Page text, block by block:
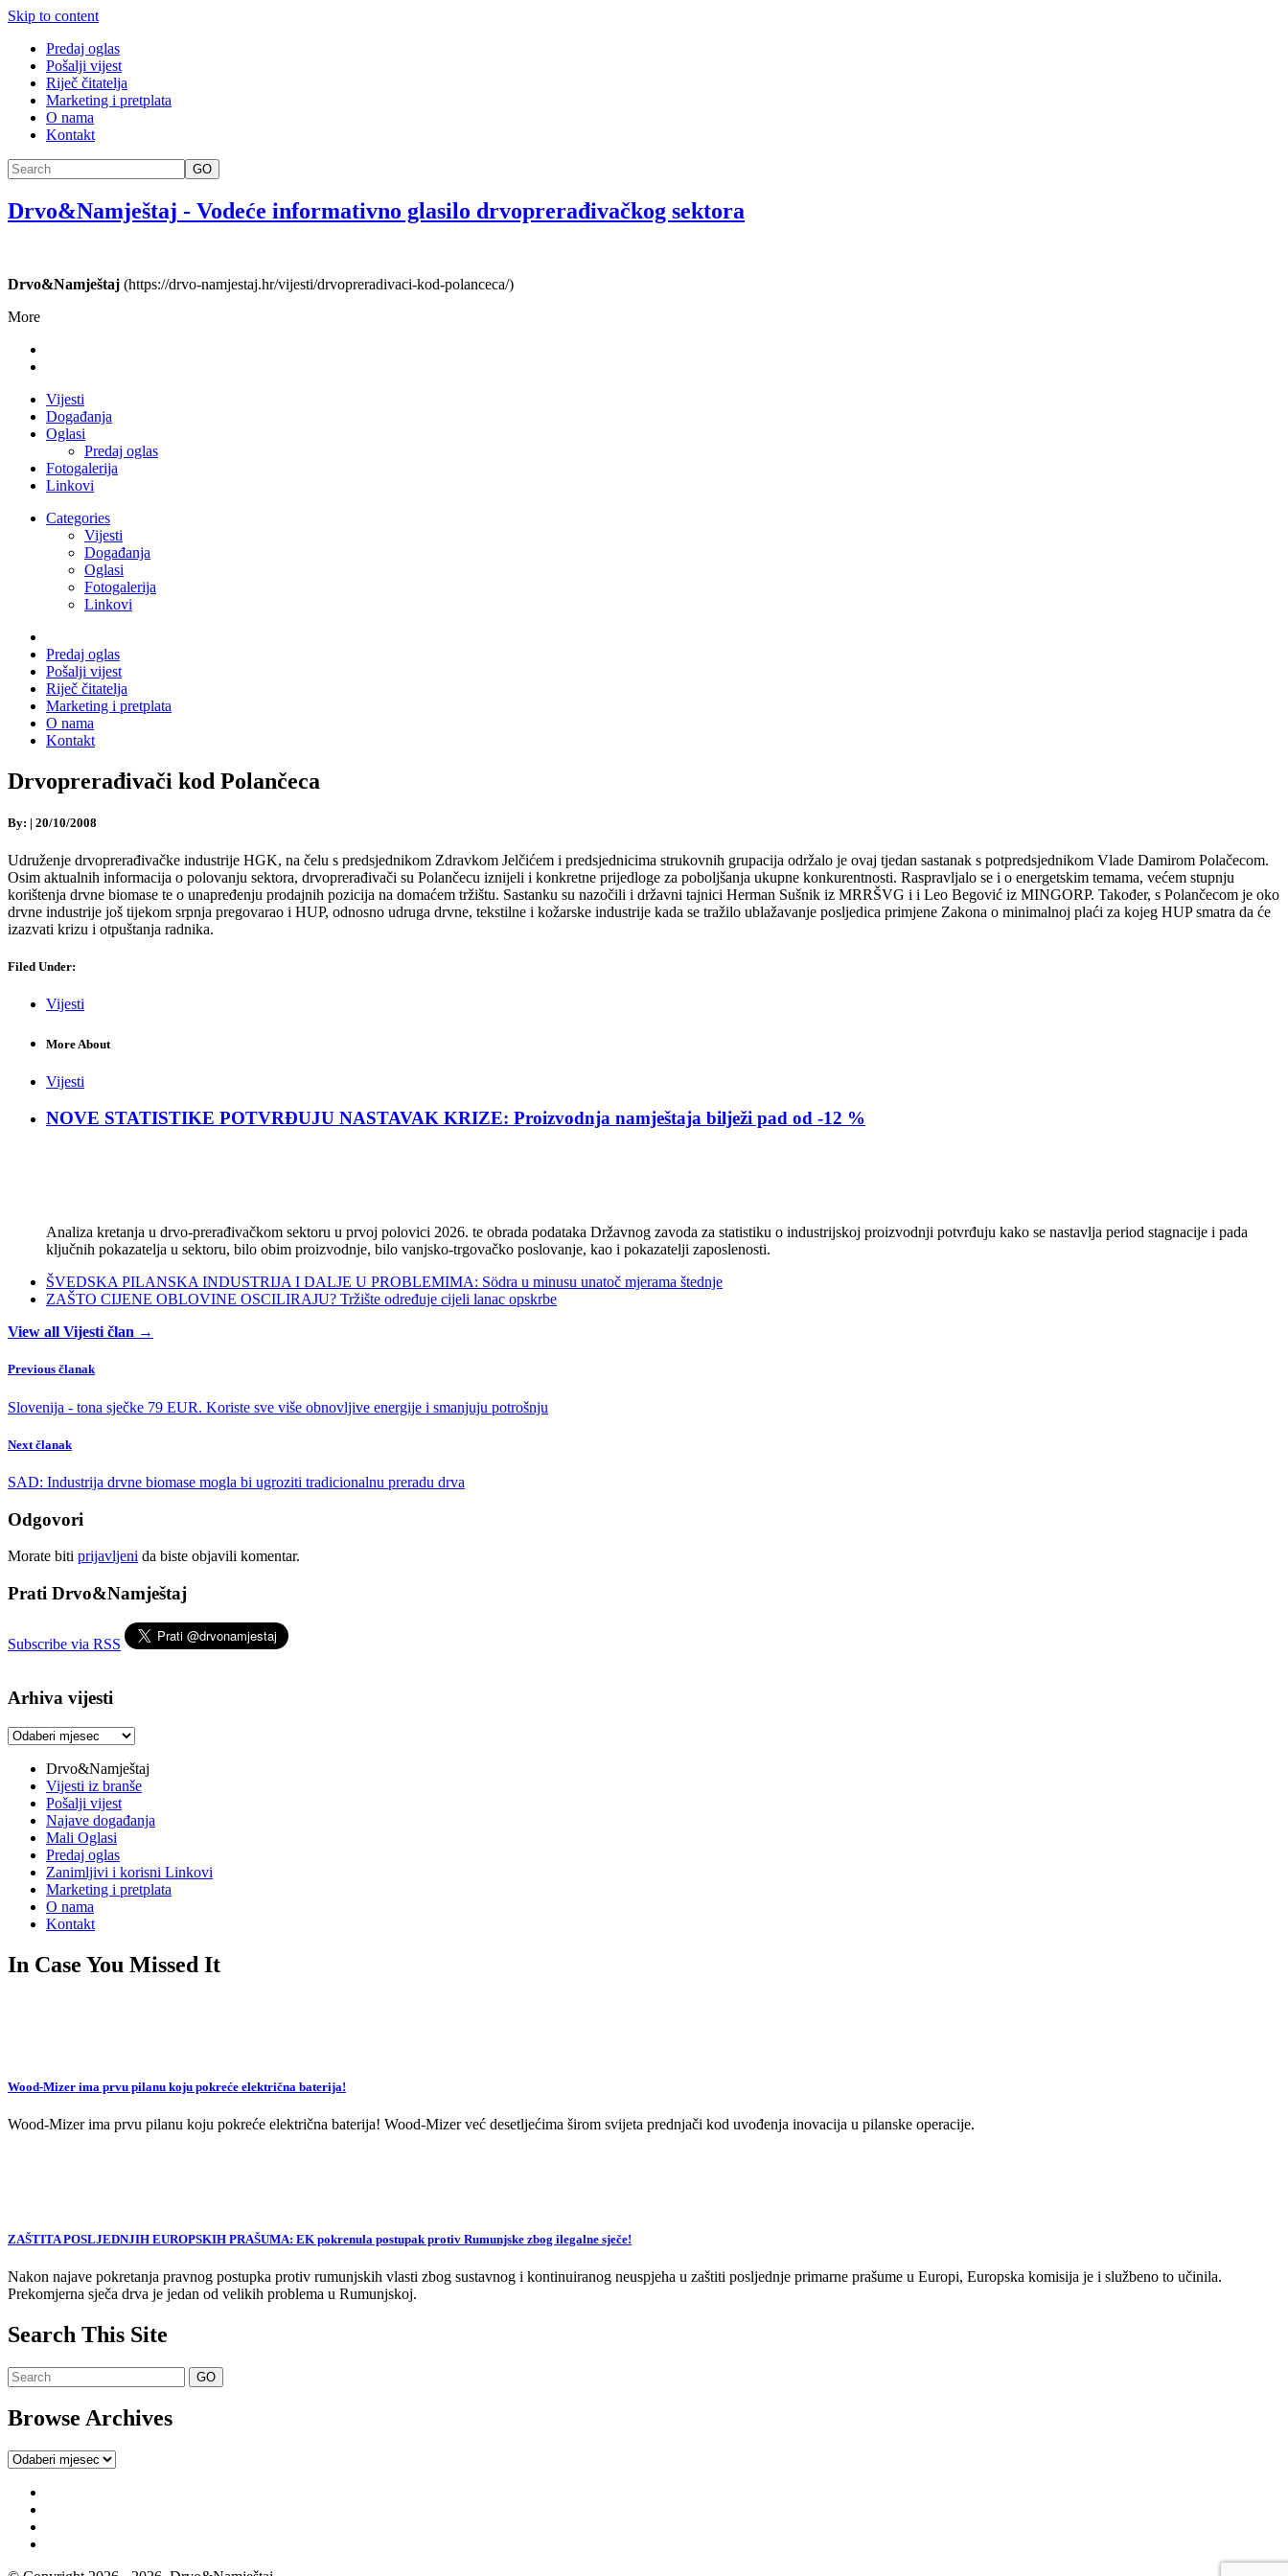
Skip to content
Predaj oglas
Pošalji vijest
Riječ čitatelja
Marketing i pretplata
O nama
Kontakt
GO
Drvo&Namještaj - Vodeće informativno glasilo drvoprerađivačkog sektora
Drvo&Namještaj (https://drvo-namjestaj.hr/vijesti/drvopreradivaci-kod-polanceca/)
More
Vijesti
Događanja
Oglasi
Predaj oglas
Fotogalerija
Linkovi
Categories
Vijesti
Događanja
Oglasi
Fotogalerija
Linkovi
Predaj oglas
Pošalji vijest
Riječ čitatelja
Marketing i pretplata
O nama
Kontakt
Drvoprerađivači kod Polančeca
By: | 20/10/2008
Udruženje drvoprerađivačke industrije HGK, na čelu s predsjednikom Zdravkom Jelčićem i predsjednicima strukovnih grupacija održalo je ovaj tjedan sastanak s potpredsjednikom Vlade Damirom Polačecom.
Osim aktualnih informacija o polovanju sektora, drvoprerađivači su Polančecu iznijeli i konkretne prijedloge za poboljšanja ukupne konkurentnosti. Raspravljalo se i o energetskim temama, većem stupnju
korištenja drvne biomase te o unapređenju prodajnih pozicija na domaćem tržištu. Sastanku su nazočili i državni tajnici Herman Sušnik iz MRRŠVG i i Leo Begović iz MINGORP. Također, s Polančecom je oko
drvne industrije još tijekom srpnja pregovarao i HUP, odnosno udruga drvne, tekstilne i kožarske industrije kada se tražilo ublažavanje posljedica primjene Zakona o minimalnoj plaći za kojeg HUP smatra da će
izazvati krizu i otpuštanja radnika.
Filed Under:
Vijesti
More About
Vijesti
NOVE STATISTIKE POTVRĐUJU NASTAVAK KRIZE: Proizvodnja namještaja bilježi pad od -12 %
Analiza kretanja u drvo-prerađivačkom sektoru u prvoj polovici 2026. te obrada podataka Državnog zavoda za statistiku o industrijskoj proizvodnji potvrđuju kako se nastavlja period stagnacije i pada
ključnih pokazatelja u sektoru, bilo obim proizvodnje, bilo vanjsko-trgovačko poslovanje, kao i pokazatelji zaposlenosti.
ŠVEDSKA PILANSKA INDUSTRIJA I DALJE U PROBLEMIMA: Södra u minusu unatoč mjerama štednje
ZAŠTO CIJENE OBLOVINE OSCILIRAJU? Tržište određuje cijeli lanac opskrbe
View all Vijesti član →
Previous članak
Slovenija - tona sječke 79 EUR. Koriste sve više obnovljive energije i smanjuju potrošnju
Next članak
SAD: Industrija drvne biomase mogla bi ugroziti tradicionalnu preradu drva
Odgovori
Morate biti prijavljeni da biste objavili komentar.
Prati Drvo&Namještaj
Subscribe via RSS
Arhiva vijesti
Arhiva
Drvo&Namještaj
Vijesti iz branše
Pošalji vijest
Najave događanja
Mali Oglasi
Predaj oglas
Zanimljivi i korisni Linkovi
Marketing i pretplata
O nama
Kontakt
In Case You Missed It
Wood-Mizer ima prvu pilanu koju pokreće električna baterija!
Wood-Mizer ima prvu pilanu koju pokreće električna baterija! Wood-Mizer već desetljećima širom svijeta prednjači kod uvođenja inovacija u pilanske operacije.
ZAŠTITA POSLJEDNJIH EUROPSKIH PRAŠUMA: EK pokrenula postupak protiv Rumunjske zbog ilegalne sječe!
Nakon najave pokretanja pravnog postupka protiv rumunjskih vlasti zbog sustavnog i kontinuiranog neuspjeha u zaštiti posljednje primarne prašume u Europi, Europska komisija je i službeno to učinila.
Prekomjerna sječa drva je jedan od velikih problema u Rumunjskoj.
Search This Site
Browse Archives
Browse